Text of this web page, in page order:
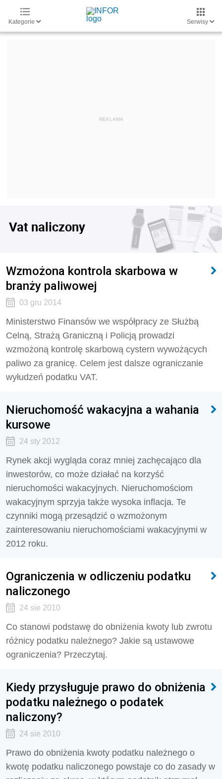
Kategorie Serwisy
Vat naliczony
Wzmożona kontrola skarbowa w
branży paliwowej
03 gru 2014
Ministerstwo Finansów we współpracy ze Służbą
Celną, Strażą Graniczną i Policją prowadzi
wzmożoną kontrolę skarbową cystern wywożących
paliwo za granicę. Celem jest dalsze ograniczanie
wyłudzeń podatku VAT.
Nieruchomość wakacyjna a wahania
kursowe
24 sty 2012
Rynek akcji wygląda coraz mniej zachęcająco dla
inwestorów, co może działać na korzyść
nieruchomości wakacyjnych. Nieruchomościom
wakacyjnym sprzyja także wysoka inflacja. Te
czynniki mogą przesądzić o wzmożonym
zainteresowaniu nieruchomościami wakacyjnymi w
2012 roku.
Ograniczenia w odliczeniu podatku
naliczonego
24 sie 2010
Co stanowi podstawę do obniżenia kwoty lub zwrotu
różnicy podatku należnego? Jakie są ustawowe
ograniczenia? Przeczytaj.
Kiedy przysługuje prawo do obniżenia
podatku należnego o podatek
naliczony?
24 sie 2010
Prawo do obniżenia kwoty podatku należnego o
kwotę podatku naliczonego powstaje co do zasady w